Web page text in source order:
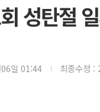
성탄절
일 01:44 최종수정 :